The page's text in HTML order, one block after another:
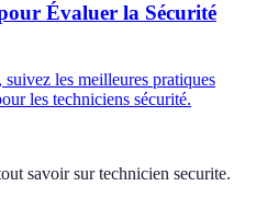
Évaluer la Sécurité
les meilleures pratiques
les techniciens sécurité.
savoir sur technicien securite.